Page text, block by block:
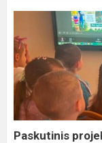
Paskutinis
projekto
„Susipažinkime
–
aš
noriu
draugauti“
su...
Paskutinis